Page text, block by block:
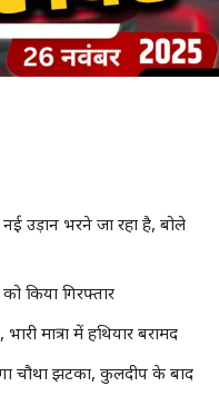
उड़ान भरने जा रहा है, बोले
किया गिरफ्तार
मात्रा में हथियार बरामद
चौथा झटका, कुलदीप के बाद